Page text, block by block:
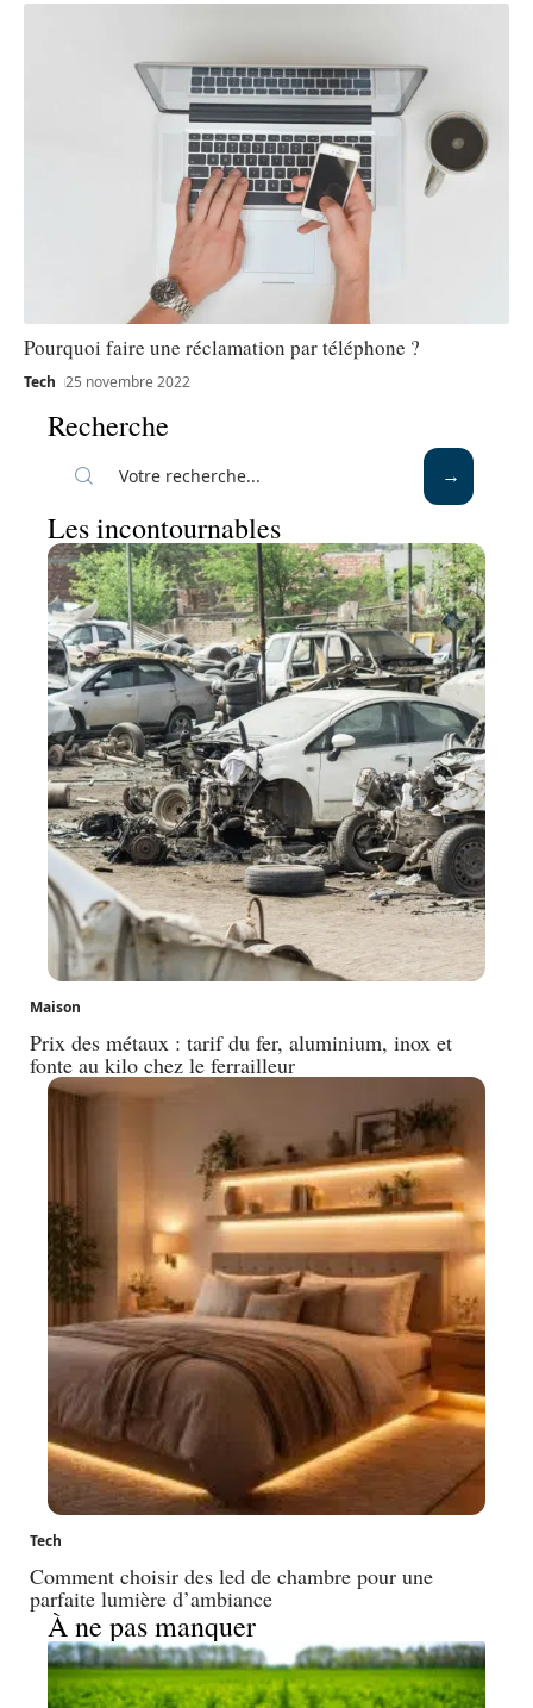
Pourquoi faire une réclamation par téléphone ?
Tech 25 novembre 2022
Recherche
Les incontournables
Maison
Prix des métaux : tarif du fer, aluminium, inox et
fonte au kilo chez le ferrailleur
Tech
Comment choisir des led de chambre pour une
parfaite lumière d’ambiance
À ne pas manquer